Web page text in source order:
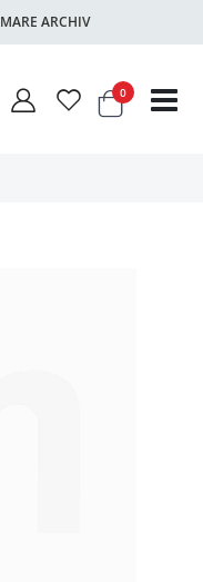
MARE ARCHIV
Warenkorb
0Artikel